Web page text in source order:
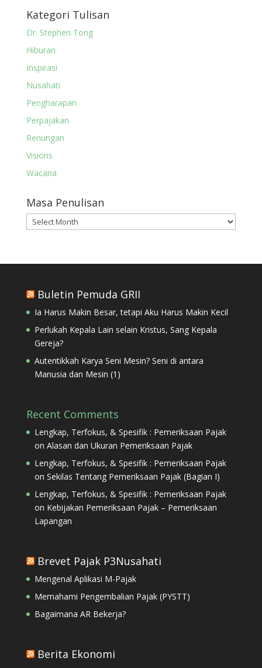
Kategori Tulisan
Dr. Stephen Tong
Hiburan
Inspirasi
Nusahati
Pengharapan
Perpajakan
Renungan
Visions
Wacana
Masa Penulisan
Masa
Penulisan
Buletin Pemuda GRII
Ia Harus Makin Besar, tetapi Aku Harus Makin Kecil
Perlukah Kepala Lain selain Kristus, Sang Kepala
Gereja?
Autentikkah Karya Seni Mesin? Seni di antara
Manusia dan Mesin (1)
Recent Comments
Lengkap, Terfokus, & Spesifik : Pemeriksaan Pajak
on Alasan dan Ukuran Pemeriksaan Pajak
Lengkap, Terfokus, & Spesifik : Pemeriksaan Pajak
on Sekilas Tentang Pemeriksaan Pajak (Bagian I)
Lengkap, Terfokus, & Spesifik : Pemeriksaan Pajak
on Kebijakan Pemeriksaan Pajak – Pemeriksaan
Lapangan
Brevet Pajak P3Nusahati
Mengenal Aplikasi M-Pajak
Memahami Pengembalian Pajak (PYSTT)
Bagaimana AR Bekerja?
Berita Ekonomi